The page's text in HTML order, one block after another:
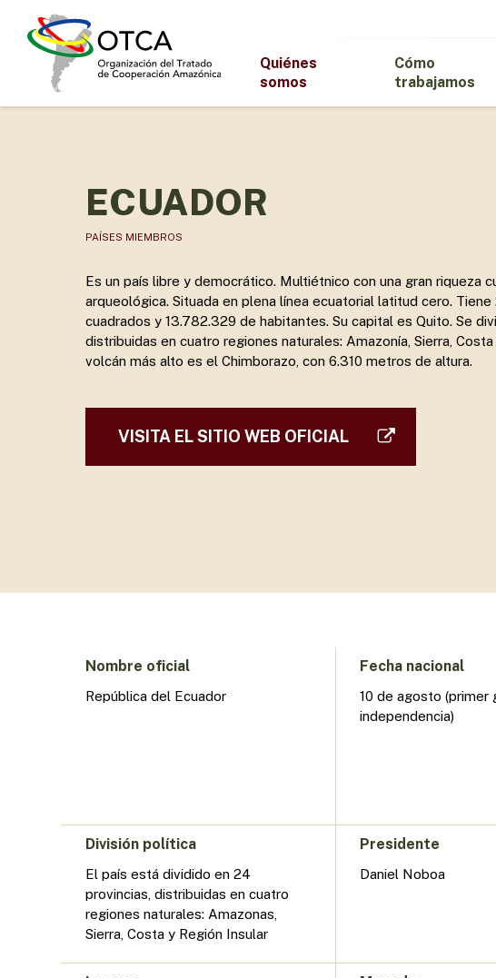
Quiénes
somos
Cómo
trabajamos
ECUADOR
PAÍSES MIEMBROS
Es un país libre y democrático. Multiétnico con una gran riqueza
arqueológica. Situada en plena línea ecuatorial latitud cero.
cuadrados y 13.782.329 de habitantes. Su capital es Quito. Se
distribuidas en cuatro regiones naturales: Amazonía, Sierra,
volcán más alto es el Chimborazo, con 6.310 metros de altura.
VISITA EL SITIO WEB OFICIAL
Nombre oficial
República del Ecuador
Fecha nacional
10 de agosto (primer
independencia)
División política
El país está dividido en 24
provincias, distribuidas en cuatro
regiones naturales: Amazonas,
Sierra, Costa y Región Insular
Presidente
Daniel Noboa